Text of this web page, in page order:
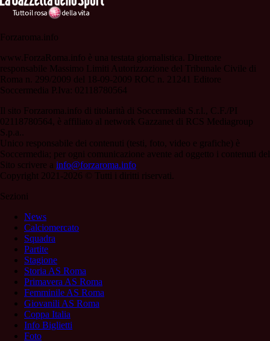
Forzaroma.info
www.ForzaRoma.info è una testata giornalistica. Direttore
responsabile Massimo Limiti Autorizzazione del Tribunale Civile di
Roma n. 299/2009 del 18-09-2009 ROC n. 21241 Editore
Soccermedia P.Iva: 02118780564
Il sito Forzaroma.info di titolarità di Soccermedia S.r.l., C.F./PI
02118780564, è affiliato al network Gazzanet di RCS Mediagroup
S.p.a..
Unico responsabile dei contenuti (testi, foto, video e grafiche) è
Soccermedia; per ogni comunicazione avente ad oggetto i contenuti del
Sito scrivere a info@forzaroma.info
Copyright 2021-2026 © Tutti i diritti riservati.
Sezioni
News
Calciomercato
Squadra
Partite
Stagione
Storia AS Roma
Primavera AS Roma
Femminile AS Roma
Giovanili AS Roma
Coppa Italia
Info Biglietti
Foto